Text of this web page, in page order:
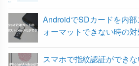
AndroidでSDカードを内
ォーマットできない時の
スマホで指紋認証ができ